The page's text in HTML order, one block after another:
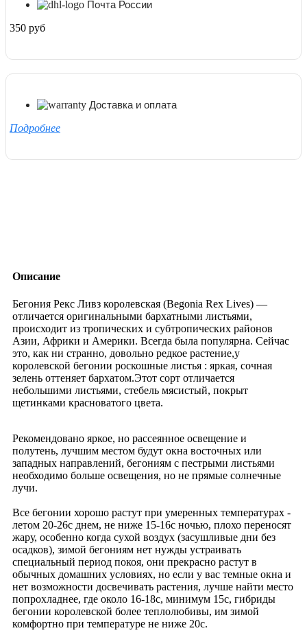
Почта России
350 руб
Доставка и оплата
Подробнее
Описание
Бегония Рекс Ливз королевская (Begonia Rex Lives) —
отличается оригинальными бархатными листьями,
происходит из тропических и субтропических районов
Азии, Африки и Америки. Всегда была популярна. Сейчас
это, как ни странно, довольно редкое растение,у
королевской бегонии роскошные листья : яркая, сочная
зелень оттеняет бархатом.Этот сорт отличается
небольшими листьями, cтебель мясистый, покрыт
щетинками красноватого цвета.
Рекомендовано яркое, но рассеянное освещение и
полутень, лучшим местом будут окна восточных или
западных направлений, бегониям с пестрыми листьями
необходимо больше освещения, но не прямые солнечные
лучи.
Все бегонии хорошо растут при умеренных температурах -
летом 20-26с днем, не ниже 15-16с ночью, плохо переносят
жару, особенно когда сухой воздух (засушливые дни без
осадков), зимой бегониям нет нужды устраивать
специальный период покоя, они прекрасно растут в
обычных домашних условиях, но если у вас темные окна и
нет возможности досвечивать растения, лучше найти место
попрохладнее, где около 16-18с, минимум 15с, гибриды
бегонии королевской более теплолюбивы, им зимой
комфортно при температуре не ниже 20с.